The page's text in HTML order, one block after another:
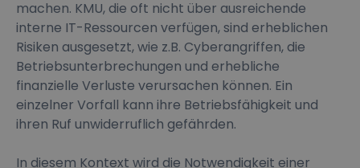
machen. KMU, die oft nicht über ausreichende
interne IT-Ressourcen verfügen, sind erheblichen
Risiken ausgesetzt, wie z.B. Cyberangriffen, die
Betriebsunterbrechungen und erhebliche
finanzielle Verluste verursachen können. Ein
einzelner Vorfall kann ihre Betriebsfähigkeit und
ihren Ruf unwiderruflich gefährden.
In diesem Kontext wird die Notwendigkeit einer